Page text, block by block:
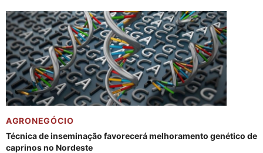
AGRONEGÓCIO
Técnica de inseminação favorecerá melhoramento genético de
caprinos no Nordeste